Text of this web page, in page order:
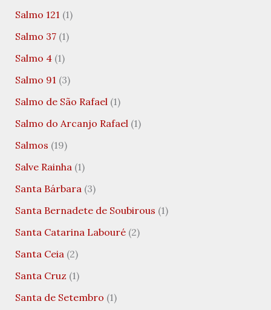
Salmo 121 (1)
Salmo 37(1)
Salmo 4(1)
Salmo 91 (3)
Salmo de São Rafael(1)
Salmo do Arcanjo Rafael(1)
Salmos (19)
Salve Rainha(1)
Santa Bárbara(3)
Santa Bernadete de Soubirous (1)
Santa Catarina Labouré(2)
Santa Ceia(2)
Santa Cruz (1)
Santa de Setembro (1)